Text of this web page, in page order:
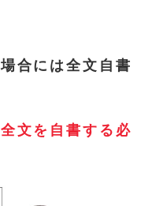
合には全文自書
文を自書する必